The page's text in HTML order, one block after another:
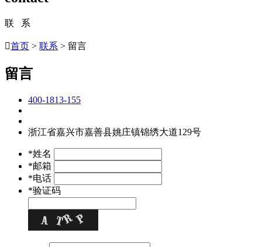
联 系
首页 > 联系 > 留言
留言
400-1813-155
浙江省嘉兴市嘉善县姚庄镇锦绣大道129号
*姓名
*邮箱
*电话
*验证码